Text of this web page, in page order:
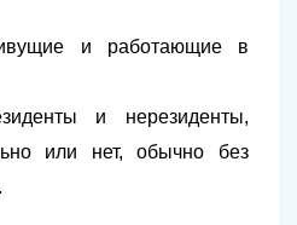
и работающие в
и нерезиденты,
или нет, обычно без